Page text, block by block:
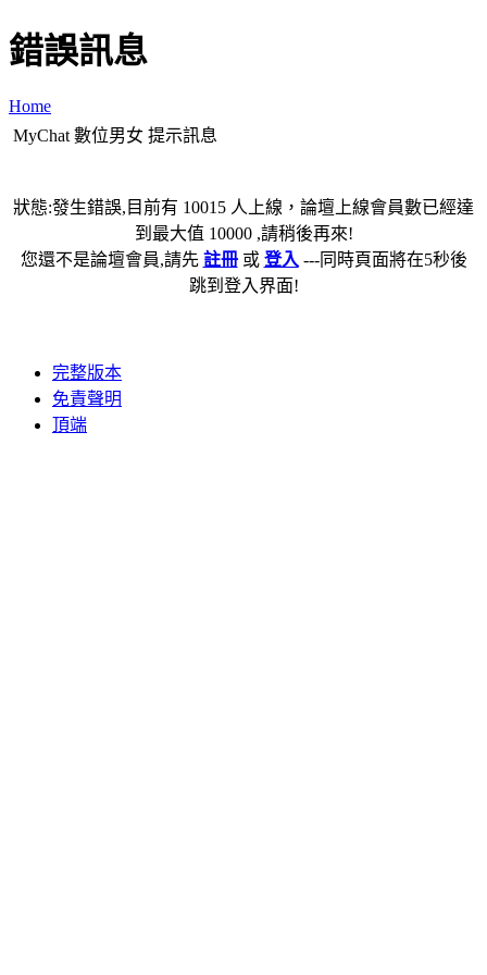
錯誤訊息
Home
MyChat 數位男女 提示訊息
狀態:發生錯誤,目前有 10015 人上線，論壇上線會員數已經達
到最大值 10000 ,請稍後再來!
您還不是論壇會員,請先 註冊或 登入 ---同時頁面將在5秒後
跳到登入界面!
完整版本
免責聲明
頂端